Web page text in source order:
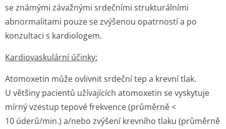
se známými závažnými srdečními strukturálními
abnormalitami pouze se zvýšenou opatrností a po
konzultaci s kardiologem.
Kardiovaskulární účinky:
Atomoxetin může ovlivnit srdeční tep a krevní tlak.
U většiny pacientů užívajících atomoxetin se vyskytuje
mírný vzestup tepové frekvence (průměrně <
10 úderů/min.) a/nebo zvýšení krevního tlaku (průměrně